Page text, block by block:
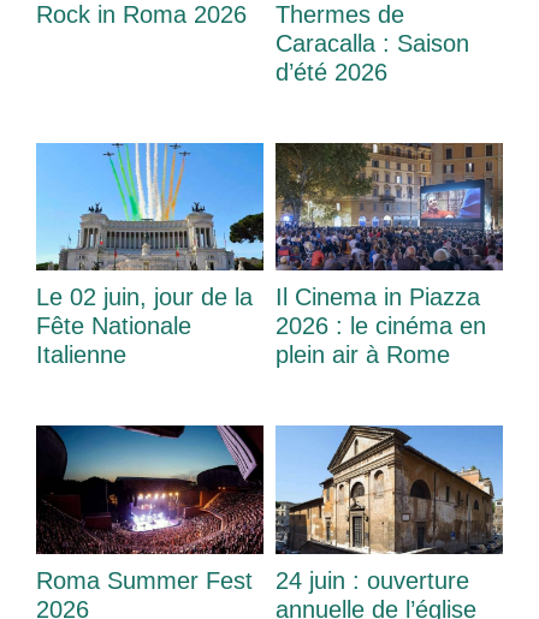
Rock in Roma 2026
Thermes de
Caracalla : Saison
d’été 2026
Le 02 juin, jour de la
Fête Nationale
Italienne
Il Cinema in Piazza
2026 : le cinéma en
plein air à Rome
Roma Summer Fest
2026
24 juin : ouverture
annuelle de l’église